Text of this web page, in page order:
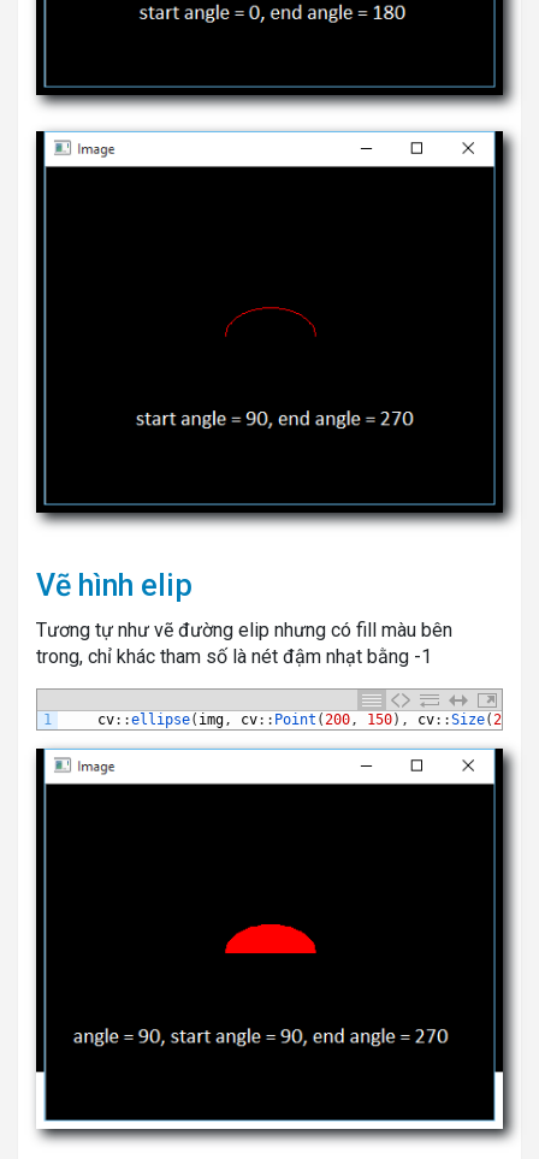
Vẽ hình elip
Tương tự như vẽ đường elip nhưng có fill màu bên
trong, chỉ khác tham số là nét đậm nhạt bằng -1
1 cv: :ellipse( img , cv: : Point ( 200 , 150) , cv: :Size( 25